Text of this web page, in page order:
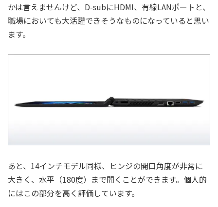
かは言えませんけど、D-subにHDMI、有線LANポートと、
職場においても大活躍できそうなものになっていると思い
ます。
あと、14インチモデル同様、ヒンジの開口角度が非常に
大きく、水平（180度）まで開くことができます。個人的
にはこの部分を高く評価しています。